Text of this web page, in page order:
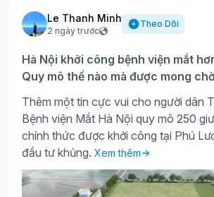
Le Thanh Minh
2 ngày trước
Theo Dõi
Hà Nội khởi công bệnh viện mắt
Quy mô thế nào mà được mong
Thêm một tin cực vui cho người dân
Bệnh viện Mắt Hà Nội quy mô 250
chính thức được khởi công tại Phú
đầu tư khủng. Xem thêm